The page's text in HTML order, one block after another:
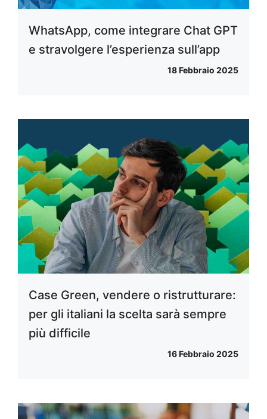
WhatsApp, come integrare Chat GPT
e stravolgere l’esperienza sull’app
18 Febbraio 2025
Case Green, vendere o ristrutturare:
per gli italiani la scelta sarà sempre
più difficile
16 Febbraio 2025